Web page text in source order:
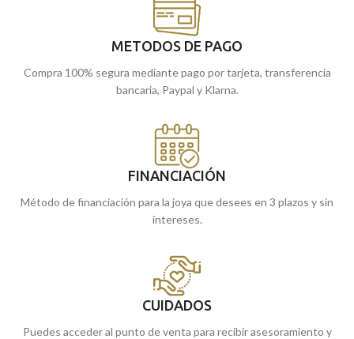
METODOS DE PAGO
Compra 100% segura mediante pago por tarjeta, transferencia
bancaria, Paypal y Klarna.
FINANCIACIÓN
Método de financiación para la joya que desees en 3 plazos y sin
intereses.
CUIDADOS
Puedes acceder al punto de venta para recibir asesoramiento y